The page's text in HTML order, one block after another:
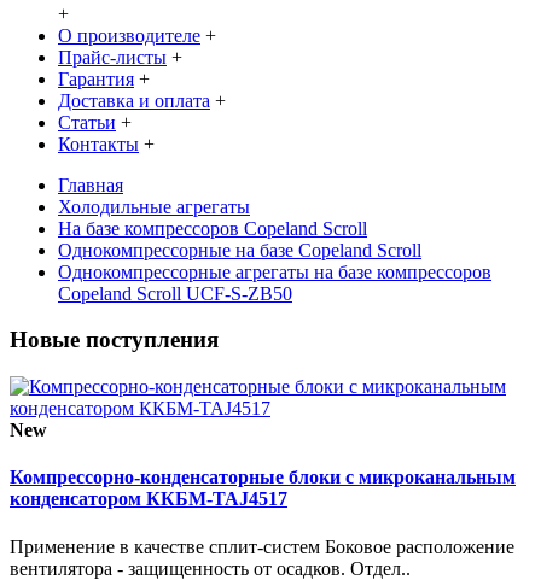
+
О производителе +
Прайс-листы +
Гарантия +
Доставка и оплата +
Статьи +
Контакты +
Главная
Холодильные агрегаты
На базе компрессоров Copeland Scroll
Однокомпрессорные на базе Copeland Scroll
Однокомпрессорные агрегаты на базе компрессоров
Copeland Scroll UCF-S-ZB50
Новые поступления
New
Компрессорно-конденсаторные блоки с микроканальным
конденсатором ККБМ-TAJ4517
Применение в качестве сплит-систем Боковое расположение
вентилятора - защищенность от осадков. Отдел..